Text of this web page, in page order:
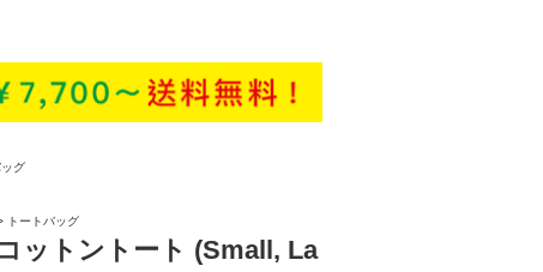
ッグ
トートバッグ
ットントート (Small, La